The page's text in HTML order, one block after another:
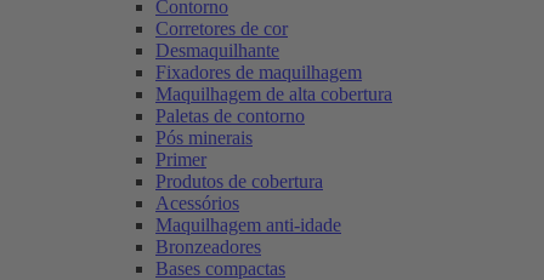
Contorno
Corretores de cor
Desmaquilhante
Fixadores de maquilhagem
Maquilhagem de alta cobertura
Paletas de contorno
Pós minerais
Primer
Produtos de cobertura
Acessórios
Maquilhagem anti-idade
Bronzeadores
Bases compactas